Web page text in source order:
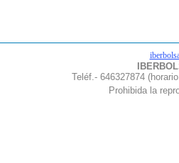
Teléf.- 646327874
Prohibida la